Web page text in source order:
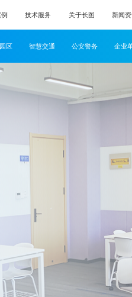
技术服务 关于长图 新闻
区 智慧交通 公安警务 企业